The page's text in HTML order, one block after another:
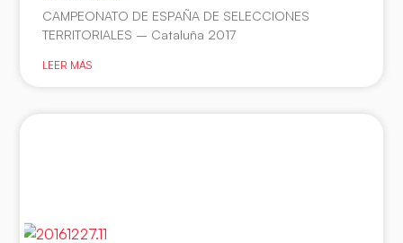
CAMPEONATO DE ESPAÑA DE SELECCIONES
TERRITORIALES – Cataluña 2017
LEER MÁS